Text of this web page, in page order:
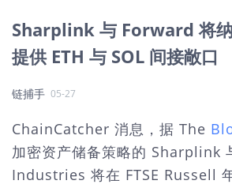
Sharplink 与 Forward 将纳
提供 ETH 与 SOL 间接敞口
链捕手 05-27
ChainCatcher 消息， 据 The
加密资产储备策略的 Sharplink
Industries 将在 FTSE Russell